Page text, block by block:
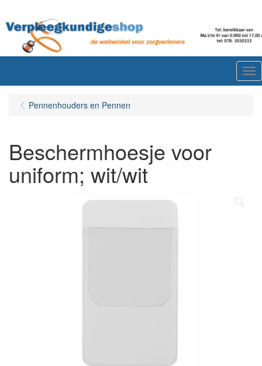
Pennenhouders en Pennen
Beschermhoesje voor
uniform; wit/wit